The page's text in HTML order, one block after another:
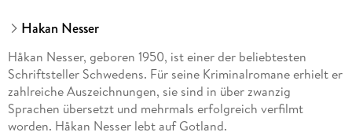
Hakan Nesser
Håkan Nesser, geboren 1950, ist einer der beliebtesten
Schriftsteller Schwedens. Für seine Kriminalromane erhielt er
zahlreiche Auszeichnungen, sie sind in über zwanzig
Sprachen übersetzt und mehrmals erfolgreich verfilmt
worden. Håkan Nesser lebt auf Gotland.